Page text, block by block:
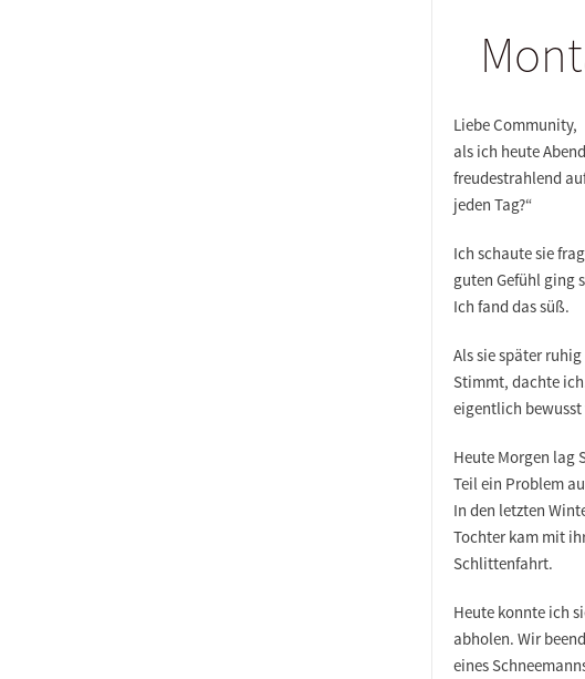
Liebe Community,
als ich heute
freudestrahlend
jeden Tag?“
Ich schaute sie
guten Gefühl ging
Ich fand das süß.
Als sie später
Stimmt, dachte
eigentlich
Heute Morgen lag
Teil ein Problem
In den letzten
Tochter kam mit
Schlittenfahrt.
Heute konnte ich
abholen. Wir
eines